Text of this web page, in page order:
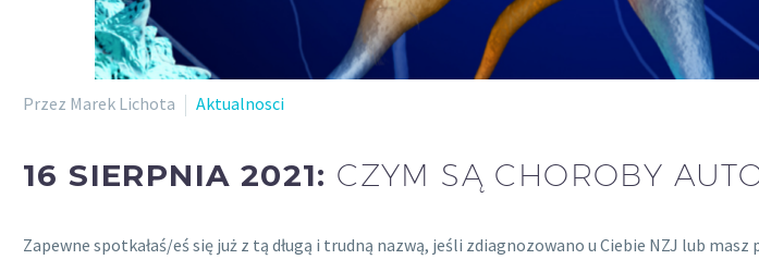
Przez Marek Lichota Aktualnosci
16 SIERPNIA 2021: CZYM SĄ CHOROBY
Zapewne spotkałaś/eś się już z tą długą i trudną nazwą, jeśli zdiagnozowano u Ciebie NZJ lub